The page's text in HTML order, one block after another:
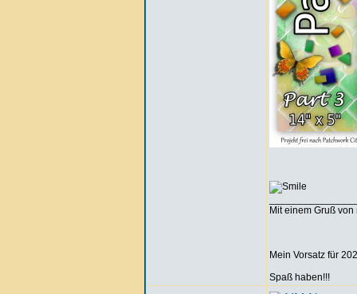
Mit einem Gruß von
Mein Vorsatz für
Spaß haben!!!